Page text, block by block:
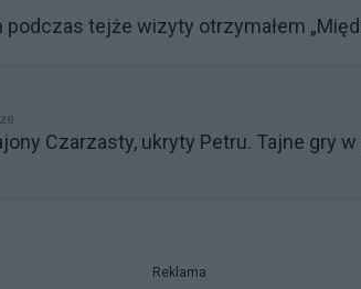
tejże wizyty otrzymałem
Czarzasty, ukryty Petru. Tajne gry
Reklama